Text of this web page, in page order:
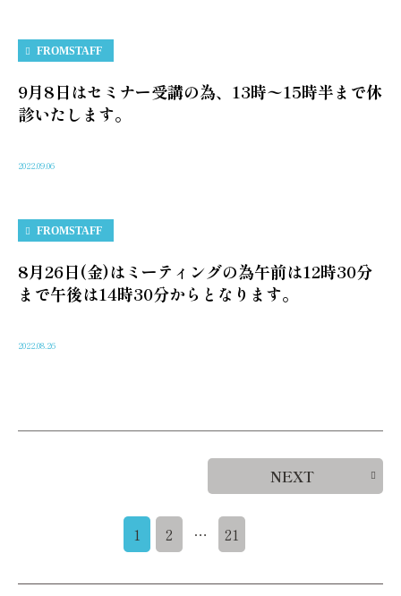
FROMSTAFF
9月8日はセミナー受講の為、13時〜15時半まで休
診いたします。
2022.09.06
FROMSTAFF
8月26日(金)はミーティングの為午前は12時30分
まで午後は14時30分からとなります。
2022.08.26
1 2 … 21
NEXT